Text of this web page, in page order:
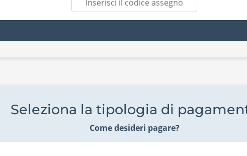
Seleziona la tipologia di
Come desideri pagare?